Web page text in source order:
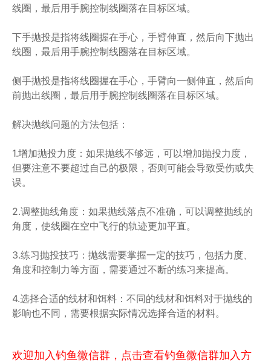
线圈，最后用手腕控制线圈落在目标区域。
下手抛投是指将线圈握在手心，手臂伸直，然后向下抛出
线圈，最后用手腕控制线圈落在目标区域。
侧手抛投是指将线圈握在手心，手臂向一侧伸直，然后向
前抛出线圈，最后用手腕控制线圈落在目标区域。
解决抛线问题的方法包括：
1.增加抛投力度：如果抛线不够远，可以增加抛投力度，
但要注意不要超过自己的极限，否则可能会导致受伤或失
误。
2.调整抛线角度：如果抛线落点不准确，可以调整抛线的
角度，使线圈在空中飞行的轨迹更加平直。
3.练习抛投技巧：抛线需要掌握一定的技巧，包括力度、
角度和控制力等方面，需要通过不断的练习来提高。
4.选择合适的线材和饵料：不同的线材和饵料对于抛线的
影响也不同，需要根据实际情况选择合适的材料。
欢迎加入钓鱼微信群，点击查看钓鱼微信群加入方